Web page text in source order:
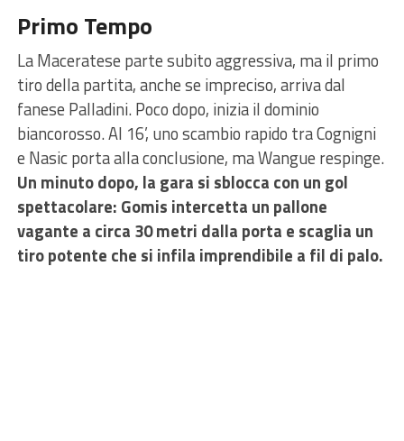
Primo Tempo
La Maceratese parte subito aggressiva, ma il primo
tiro della partita, anche se impreciso, arriva dal
fanese Palladini. Poco dopo, inizia il dominio
biancorosso. Al 16’, uno scambio rapido tra Cognigni
e Nasic porta alla conclusione, ma Wangue respinge.
Un minuto dopo, la gara si sblocca con un gol
spettacolare: Gomis intercetta un pallone
vagante a circa 30 metri dalla porta e scaglia un
tiro potente che si infila imprendibile a fil di palo.